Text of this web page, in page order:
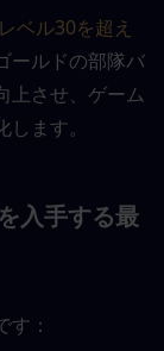
レベル30を超え
ールドの部隊バ
上させ、ゲーム
ます。
入手する最
：